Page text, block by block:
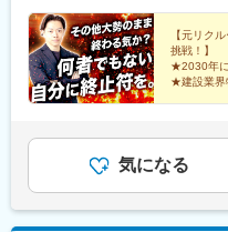
【元リク
挑戦！】
★2030年
★建設業界
気になる